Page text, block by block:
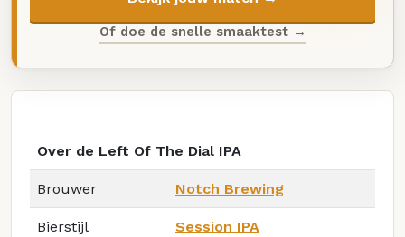
Of doe de snelle smaaktest →
Over de Left Of The Dial IPA
Brouwer Notch Brewing
Bierstijl Session IPA